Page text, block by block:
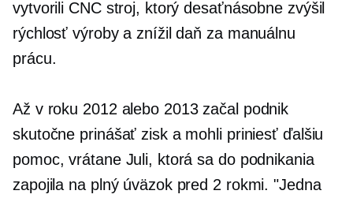
vytvorili CNC stroj, ktorý desaťnásobne zvýšil
rýchlosť výroby a znížil daň za manuálnu
prácu.
Až v roku 2012 alebo 2013 začal podnik
skutočne prinášať zisk a mohli priniesť ďalšiu
pomoc, vrátane Juli, ktorá sa do podnikania
zapojila na plný úväzok pred 2 rokmi. "Jedna